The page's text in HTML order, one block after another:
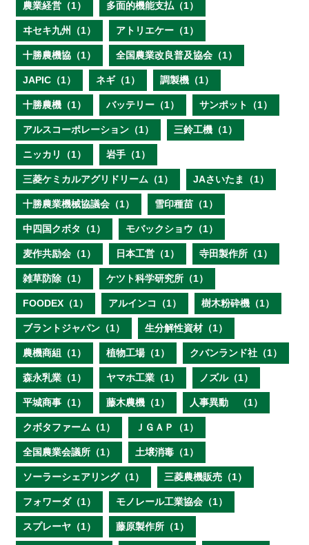
農業経営（1） 多面的機能支払（1）
ヰセキ九州（1） アトリエケー（1）
十勝農機協（1） 全国農業改良普及協会（1）
JAPIC（1） ネギ（1） 調製機（1）
十勝農機（1） バッテリー（1） サンポット（1）
アルスコーポレーション（1） 三鈴工機（1）
ニッカリ（1） 岩手（1）
三菱ケミカルアグリドリーム（1） JAさいたま（1）
十勝農業機械協議会（1） 雪印種苗（1）
中四国クボタ（1） モバックショウ（1）
麦作共励会（1） 日本工営（1） 寺田製作所（1）
雑草防除（1） ケツト科学研究所（1）
FOODEX（1） アルインコ（1） 樹木粉砕機（1）
ブラントジャパン（1） 生分解性資材（1）
農機商組（1） 植物工場（1） クバンランド社（1）
森永乳業（1） ヤマホ工業（1） ノズル（1）
平城商事（1） 藤木農機（1） 人事異動 （1）
クボタファーム（1） ＪＧＡＰ（1）
全国農業会議所（1） 土壌消毒（1）
ソーラーシェアリング（1） 三菱農機販売（1）
フォワーダ（1） モノレール工業協会（1）
スプレーヤ（1） 藤原製作所（1）